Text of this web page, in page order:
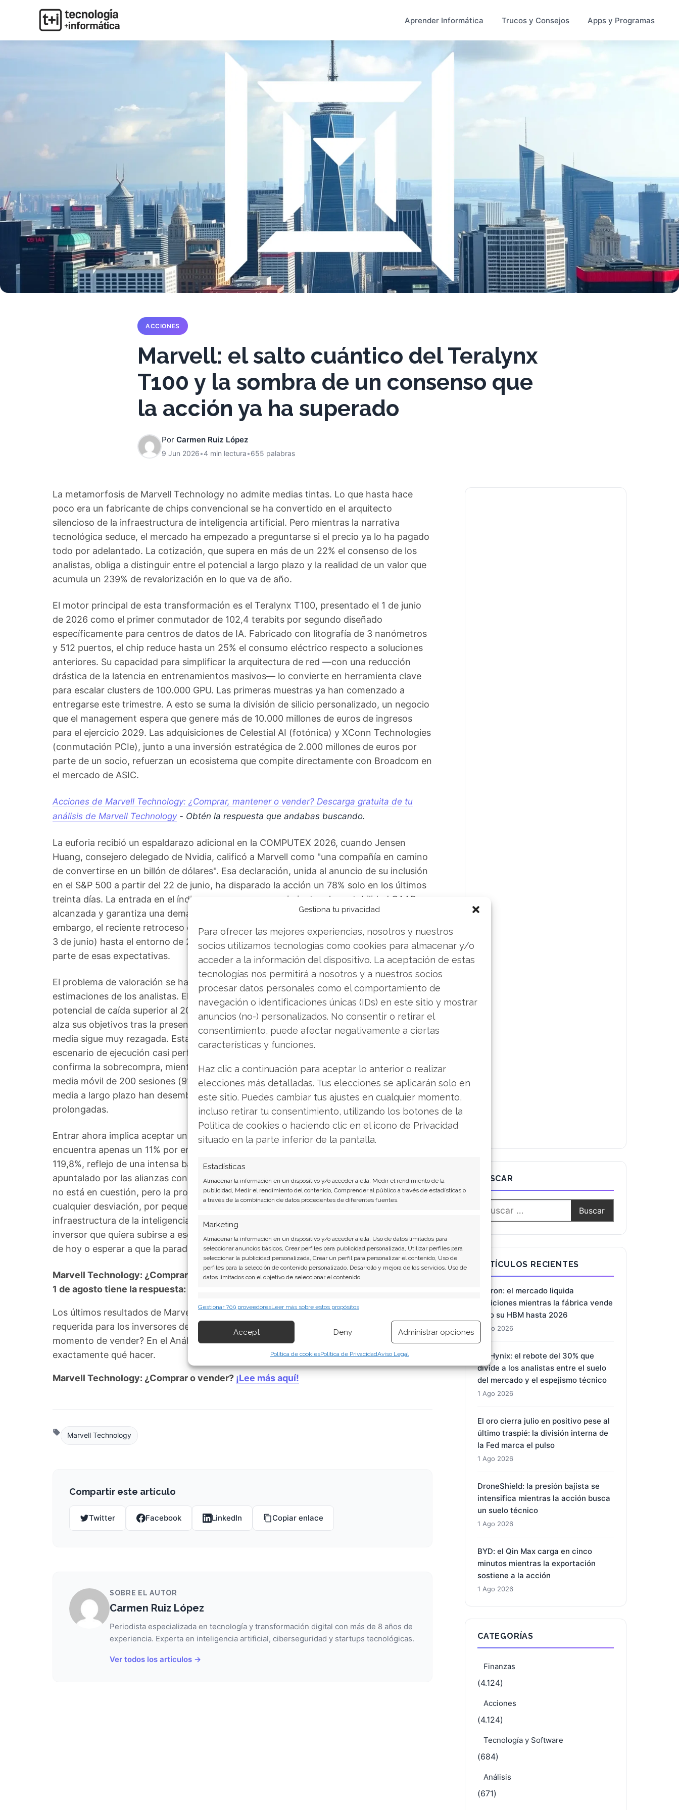
Gestiona tu privacidad
Para ofrecer las mejores experiencias, nosotros y nuestros
socios utilizamos tecnologías como cookies para almacenar y/o
acceder a la información del dispositivo. La aceptación de estas
tecnologías nos permitirá a nosotros y a nuestros socios
procesar datos personales como el comportamiento de
navegación o identificaciones únicas (IDs) en este sitio y mostrar
anuncios (no-) personalizados. No consentir o retirar el
consentimiento, puede afectar negativamente a ciertas
características y funciones.
Haz clic a continuación para aceptar lo anterior o realizar
elecciones más detalladas. Tus elecciones se aplicarán solo en
este sitio. Puedes cambiar tus ajustes en cualquier momento,
incluso retirar tu consentimiento, utilizando los botones de la
Política de cookies o haciendo clic en el icono de Privacidad
situado en la parte inferior de la pantalla.
Estadísticas
Almacenar la información en un dispositivo y/o acceder a ella, Medir el rendimiento de la
publicidad, Medir el rendimiento del contenido, Comprender al público a través de estadísticas o
a través de la combinación de datos procedentes de diferentes fuentes.
Marketing
Almacenar la información en un dispositivo y/o acceder a ella, Uso de datos limitados para
seleccionar anuncios básicos, Crear perfiles para publicidad personalizada, Utilizar perfiles para
seleccionar la publicidad personalizada, Crear un perfil para personalizar el contenido, Uso de
perfiles para la selección de contenido personalizado, Desarrollo y mejora de los servicios, Uso de
datos limitados con el objetivo de seleccionar el contenido.
información transmitida de forma automática.
Garantizar la seguridad, evitar y detectar fraudes, y eliminar
fallos, Ofrecer y presentar publicidad y contenido, Guardar y
comunicar las preferencias de privacidad.
Siempre activo
Gestionar 709 proveedoresLeer más sobre estos propósitos
Accept Deny Administrar opciones
Política de cookiesPolítica de PrivacidadAviso Legal
Aprender Informática Trucos y Consejos Apps y Programas
ACCIONES
Marvell: el salto cuántico del Teralynx
T100 y la sombra de un consenso que
la acción ya ha superado
Por Carmen Ruiz López
9 Jun 2026•4 min lectura•655 palabras
La metamorfosis de Marvell Technology no admite medias tintas. Lo que hasta hace
poco era un fabricante de chips convencional se ha convertido en el arquitecto
silencioso de la infraestructura de inteligencia artificial. Pero mientras la narrativa
tecnológica seduce, el mercado ha empezado a preguntarse si el precio ya lo ha pagado
todo por adelantado. La cotización, que supera en más de un 22% el consenso de los
analistas, obliga a distinguir entre el potencial a largo plazo y la realidad de un valor que
acumula un 239% de revalorización en lo que va de año.
El motor principal de esta transformación es el Teralynx T100, presentado el 1 de junio
de 2026 como el primer conmutador de 102,4 terabits por segundo diseñado
específicamente para centros de datos de IA. Fabricado con litografía de 3 nanómetros
y 512 puertos, el chip reduce hasta un 25% el consumo eléctrico respecto a soluciones
anteriores. Su capacidad para simplificar la arquitectura de red —con una reducción
drástica de la latencia en entrenamientos masivos— lo convierte en herramienta clave
para escalar clusters de 100.000 GPU. Las primeras muestras ya han comenzado a
entregarse este trimestre. A esto se suma la división de silicio personalizado, un negocio
que el management espera que genere más de 10.000 millones de euros de ingresos
para el ejercicio 2029. Las adquisiciones de Celestial AI (fotónica) y XConn Technologies
(conmutación PCIe), junto a una inversión estratégica de 2.000 millones de euros por
parte de un socio, refuerzan un ecosistema que compite directamente con Broadcom en
el mercado de ASIC.
Acciones de Marvell Technology: ¿Comprar, mantener o vender? Descarga gratuita de tu
análisis de Marvell Technology- Obtén la respuesta que andabas buscando.
La euforia recibió un espaldarazo adicional en la COMPUTEX 2026, cuando Jensen
Huang, consejero delegado de Nvidia, calificó a Marvell como "una compañía en camino
de convertirse en un billón de dólares". Esa declaración, unida al anuncio de su inclusión
en el S&P 500 a partir del 22 de junio, ha disparado la acción un 78% solo en los últimos
treinta días. La entrada en el índice supone un reconocimiento a la rentabilidad GAAP
alcanzada y garantiza una demanda estructural por parte de los fondos indexados. Sin
embargo, el reciente retroceso desde el máximo histórico de 290,35 euros (alcanzado el
3 de junio) hasta el entorno de 258,65 euros sugiere que el mercado ya está digiriendo
parte de esas expectativas.
El problema de valoración se hace evidente al confrontar el precio actual con las
estimaciones de los analistas. El consenso se sitúa en 201,46 euros, lo que implica un
potencial de caída superior al 20%. Aunque varias firmas de primer nivel han revisado al
alza sus objetivos tras la presentación del Teralynx —algunas hasta los 295 euros—, la
media sigue muy rezagada. Esta divergencia refleja una cotización que descuenta un
escenario de ejecución casi perfecta para los próximos años. El RSI, en 71,7 puntos,
confirma la sobrecompra, mientras que el precio se sitúa un 183,84% por encima de su
media móvil de 200 sesiones (91,12 euros). Abandonos de esta magnitud respecto a la
media a largo plazo han desembocado históricamente en fases de consolidación
prolongadas.
Entrar ahora implica aceptar un margen de seguridad mínimo. El máximo histórico se
encuentra apenas un 11% por encima, y la volatilidad anualizada a treinta días alcanza el
119,8%, reflejo de una intensa batalla entre alcistas y bajistas. El éxito a largo plazo —
apuntalado por las alianzas con Google y Amazon para el desarrollo de XPUs a medida—
no está en cuestión, pero la proximidad de las próximas cifras trimestrales convertirá
cualquier desviación, por pequeña que sea, en un detonante de corrección. La
infraestructura de la inteligencia artificial acaba de cruzar una frontera tecnológica; el
inversor que quiera subirse a ese tren deberá decidir si prefiere pagar el billete a precio
de hoy o esperar a que la parada se acerque al suelo marcado por el consenso.
Marvell Technology: ¿Comprar o vender? El nuevo Análisis de Marvell Technology del
1 de agosto tiene la respuesta:
Los últimos resultados de Marvell Technology son contundentes: Acción inmediata
requerida para los inversores de Marvell Technology. ¿Merece la pena invertir o es
momento de vender? En el Análisis gratuito actual del 1 de agosto descubrirá
exactamente qué hacer.
Marvell Technology: ¿Comprar o vender? ¡Lee más aquí!
Marvell Technology
Compartir este artículo
Twitter Facebook LinkedIn Copiar enlace
SOBRE EL AUTOR
Carmen Ruiz López
Periodista especializada en tecnología y transformación digital con más de 8 años de
experiencia. Experta en inteligencia artificial, ciberseguridad y startups tecnológicas.
Ver todos los artículos →
BUSCAR
ARTÍCULOS RECIENTES
Micron: el mercado liquida
posiciones mientras la fábrica vende
todo su HBM hasta 2026
1 Ago 2026
SK Hynix: el rebote del 30% que
divide a los analistas entre el suelo
del mercado y el espejismo técnico
1 Ago 2026
El oro cierra julio en positivo pese al
último traspié: la división interna de
la Fed marca el pulso
1 Ago 2026
DroneShield: la presión bajista se
intensifica mientras la acción busca
un suelo técnico
1 Ago 2026
BYD: el Qin Max carga en cinco
minutos mientras la exportación
sostiene a la acción
1 Ago 2026
CATEGORÍAS
Finanzas
(4.124)
Acciones
(4.124)
Tecnología y Software
(684)
Análisis
(671)